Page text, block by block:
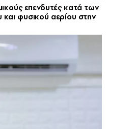
επενδυτές κατά των
φυσικού αερίου στην